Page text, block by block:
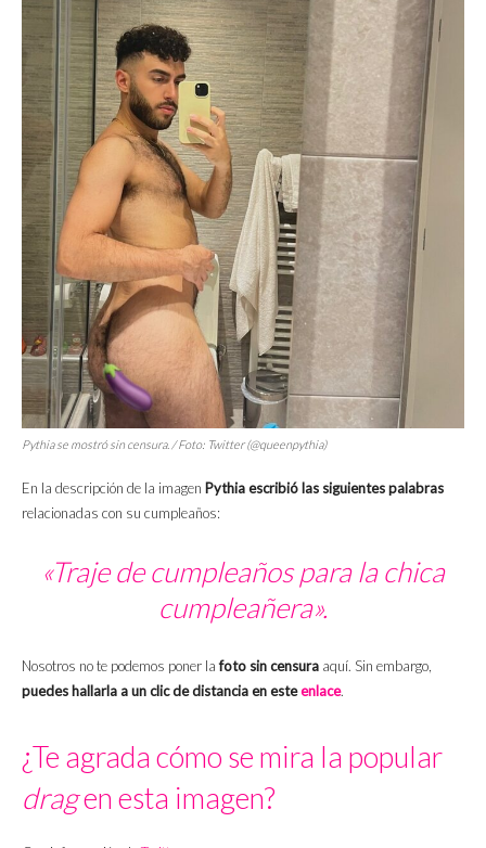
Pythia se mostró sin censura. / Foto: Twitter (@queenpythia)
En la descripción de la imagen Pythia escribió las siguientes palabras
relacionadas con su cumpleaños:
«Traje de cumpleaños para la chica
cumpleañera».
Nosotros no te podemos poner lafoto sin censura aquí. Sin embargo,
puedes hallarla a un clic de distancia en esteenlace.
¿Te agrada cómo se mira la popular
dragen esta imagen?